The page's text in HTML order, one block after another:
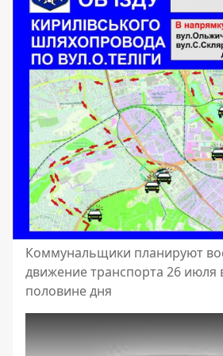
Коммунальщики планируют
движение транспорта 26 июля
половине дня